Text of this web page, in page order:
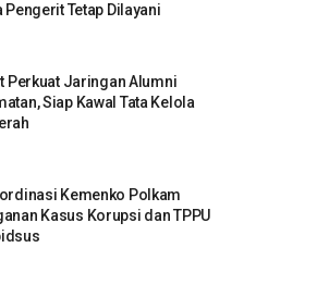
Pengerit Tetap Dilayani
Perkuat Jaringan Alumni
Siap Kawal Tata Kelola
Kemenko Polkam
Kasus Korupsi dan TPPU